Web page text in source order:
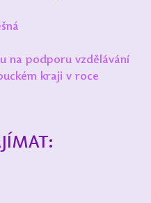
na podporu vzdělávání
kraji v roce